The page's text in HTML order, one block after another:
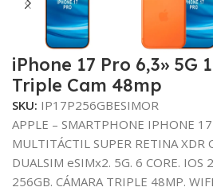
iPhone 17 Pro 6,3» 5G
Triple Cam 48mp
SKU: IP17P256GBESIMOR
APPLE – SMARTPHONE IPHONE
MULTITÁCTIL SUPER RETINA XDR
DUALSIM eSIMx2. 5G. 6 CORE. IOS
256GB. CÁMARA TRIPLE 48MP.